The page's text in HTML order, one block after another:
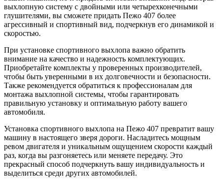
выхлопную систему с двойными или четырехконечными
глушителями, вы сможете придать Пежо 407 более
агрессивный и спортивный вид, подчеркнув его динамикой и
скоростью.
При установке спортивного выхлопа важно обратить
внимание на качество и надежность комплектующих.
Приобретайте комплекты у проверенных производителей,
чтобы быть уверенными в их долговечности и безопасности.
Также рекомендуется обратиться к профессионалам для
монтажа выхлопной системы, чтобы гарантировать
правильную установку и оптимальную работу вашего
автомобиля.
Установка спортивного выхлопа на Пежо 407 превратит вашу
машину в настоящего зверя дороги. Насладитесь мощным
ревом двигателя и уникальным ощущением скорости каждый
раз, когда вы разгоняетесь или меняете передачу. Это
прекрасный способ подчеркнуть вашу индивидуальность и
выделиться среди других автомобилей.